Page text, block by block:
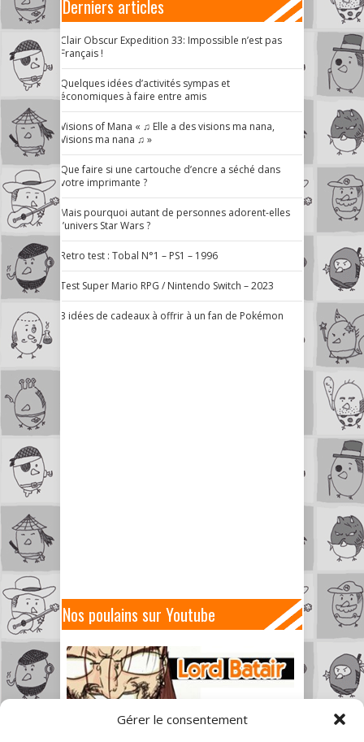
Gérer le consentement
Derniers articles
Clair Obscur Expedition 33: Impossible n’est pas
Français !
Quelques idées d’activités sympas et
économiques à faire entre amis
Visions of Mana « ♫ Elle a des visions ma nana,
Visions ma nana ♫ »
Que faire si une cartouche d’encre a séché dans
votre imprimante ?
Mais pourquoi autant de personnes adorent-elles
l’univers Star Wars ?
Retro test : Tobal N°1 – PS1 – 1996
Test Super Mario RPG / Nintendo Switch – 2023
3 idées de cadeaux à offrir à un fan de Pokémon
Nos poulains sur Youtube